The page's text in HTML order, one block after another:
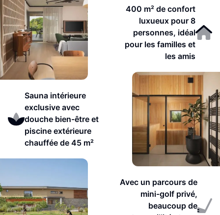
400 m² de confort
luxueux pour 8
personnes, idéal
pour les familles et
les amis
Sauna intérieure
exclusive avec
douche bien-être et
piscine extérieure
chauffée de 45 m²
Avec un parcours de
mini-golf privé,
beaucoup de